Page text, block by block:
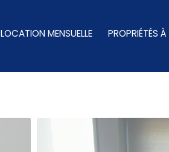
LOCATION MENSUELLE PROPRIÉTÉS